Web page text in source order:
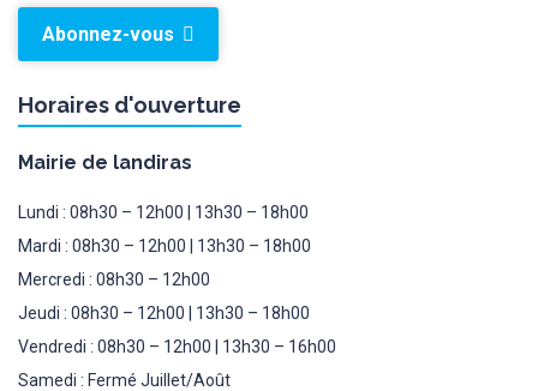
Abonnez-vous
Horaires d'ouverture
Mairie de landiras
Lundi : 08h30 – 12h00 | 13h30 – 18h00
Mardi : 08h30 – 12h00 | 13h30 – 18h00
Mercredi : 08h30 – 12h00
Jeudi : 08h30 – 12h00 | 13h30 – 18h00
Vendredi : 08h30 – 12h00 | 13h30 – 16h00
Samedi : Fermé Juillet/Août